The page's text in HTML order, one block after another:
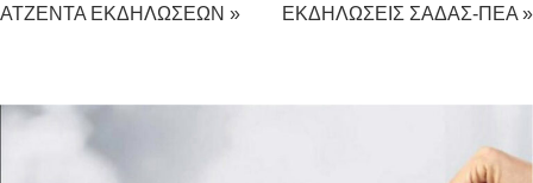
ΑΤΖΕΝΤΑ ΕΚΔΗΛΩΣΕΩΝ » ΕΚΔΗΛΩΣΕΙΣ ΣΑΔΑΣ-ΠΕΑ »